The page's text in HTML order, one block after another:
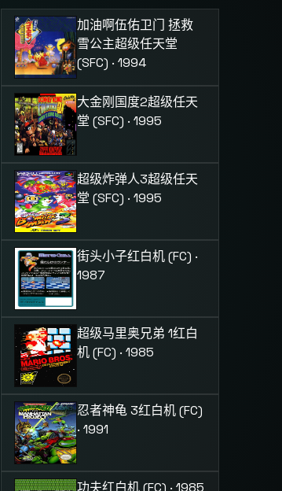
加油啊伍佑卫门 拯救
雪公主超级任天堂
(SFC) · 1994
大金刚国度2超级任天
堂 (SFC) · 1995
超级炸弹人3超级任天
堂 (SFC) · 1995
街头小子红白机 (FC) ·
1987
超级马里奥兄弟 1红白
机 (FC) · 1985
忍者神龟 3红白机 (FC)
· 1991
功夫红白机 (FC) · 1985